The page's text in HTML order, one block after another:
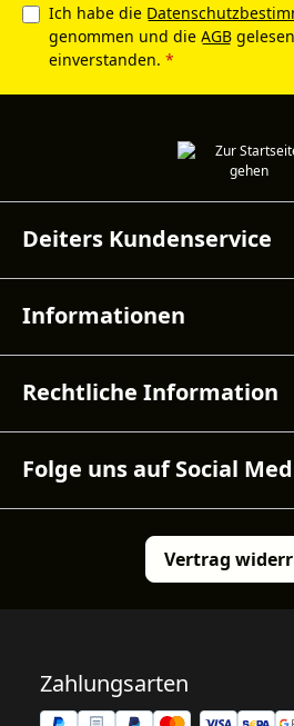
Ich habe die
genommen und die AGB
einverstanden. *
Deiters Kundenservice
Informationen
Rechtliche Information
Folge uns auf Social
Vertrag
Zahlungsarten